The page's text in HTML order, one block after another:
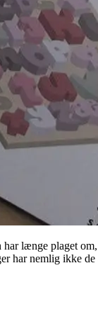
længe plaget
har nemlig ikke